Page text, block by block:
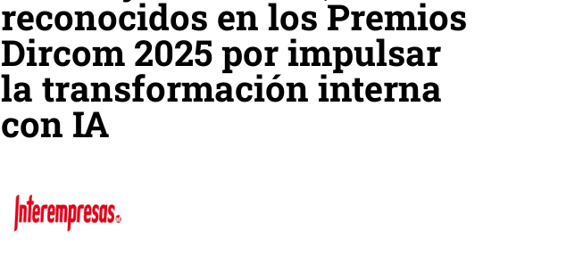
reconocidos en los Premios
Dircom 2025 por impulsar
la transformación interna
con IA